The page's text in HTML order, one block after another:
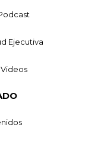
Ejecutiva
Videos